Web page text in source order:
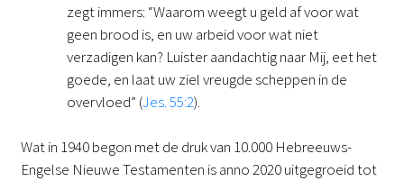
zegt immers: “Waarom weegt u geld af voor wat
geen brood is, en uw arbeid voor wat niet
verzadigen kan? Luister aandachtig naar Mij, eet het
goede, en laat uw ziel vreugde scheppen in de
overvloed” (Jes. 55:2).
Wat in 1940 begon met de druk van 10.000 Hebreeuws-
Engelse Nieuwe Testamenten is anno 2020 uitgegroeid tot